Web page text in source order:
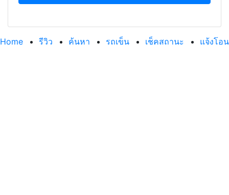
Home รีวิว ค้นหา รถเข็น เช็คสถานะ แจ้งโอน